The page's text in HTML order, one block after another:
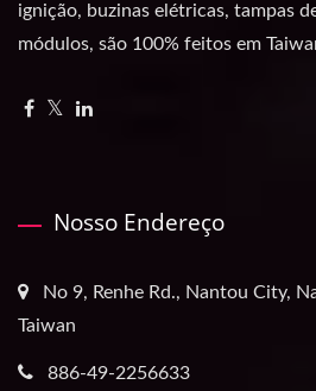
ignição, buzinas elétricas, tampas
módulos, são 100% feitos em
Nosso Endereço
No 9, Renhe Rd., Nantou City,
Taiwan
886-49-2256633